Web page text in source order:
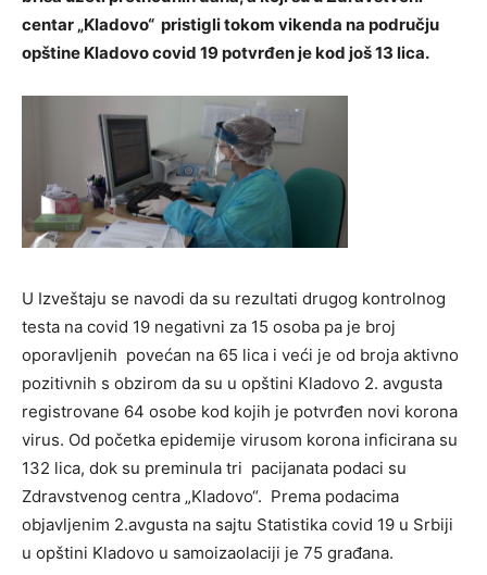
centar „Kladovo“ pristigli tokom vikenda na području
opštine Kladovo covid 19 potvrđen je kod još 13 lica.
U Izveštaju se navodi da su rezultati drugog kontrolnog
testa na covid 19 negativni za 15 osoba pa je broj
oporavljenih povećan na 65 lica i veći je od broja aktivno
pozitivnih s obzirom da su u opštini Kladovo 2. avgusta
registrovane 64 osobe kod kojih je potvrđen novi korona
virus. Od početka epidemije virusom korona inficirana su
132 lica, dok su preminula tri pacijanata podaci su
Zdravstvenog centra „Kladovo“. Prema podacima
objavljenim 2.avgusta na sajtu Statistika covid 19 u Srbiji
u opštini Kladovo u samoizaolaciji je 75 građana.